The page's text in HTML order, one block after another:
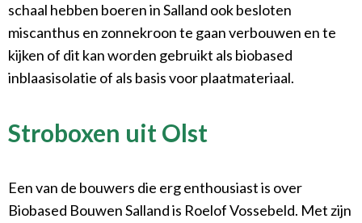
schaal hebben boeren in Salland ook besloten
miscanthus en zonnekroon te gaan verbouwen en te
kijken of dit kan worden gebruikt als biobased
inblaasisolatie of als basis voor plaatmateriaal.
Stroboxen uit Olst
Een van de bouwers die erg enthousiast is over
Biobased Bouwen Salland is Roelof Vossebeld. Met zijn